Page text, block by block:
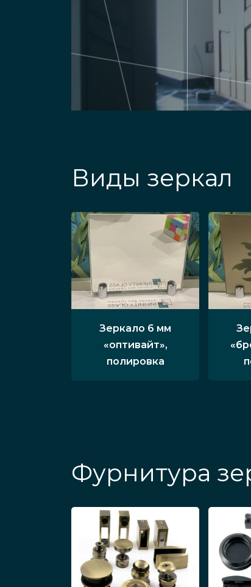
Виды зеркал
Зеркало 6 мм
«оптивайт»,
полировка
Фурнитура